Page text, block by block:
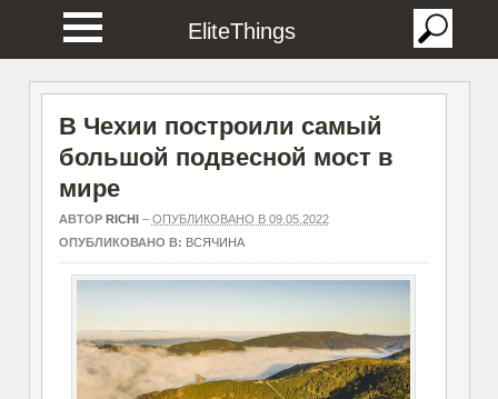
EliteThings
В Чехии построили самый
большой подвесной мост в
мире
АВТОР RICHI– ОПУБЛИКОВАНО В 09.05.2022
ОПУБЛИКОВАНО В: ВСЯЧИНА